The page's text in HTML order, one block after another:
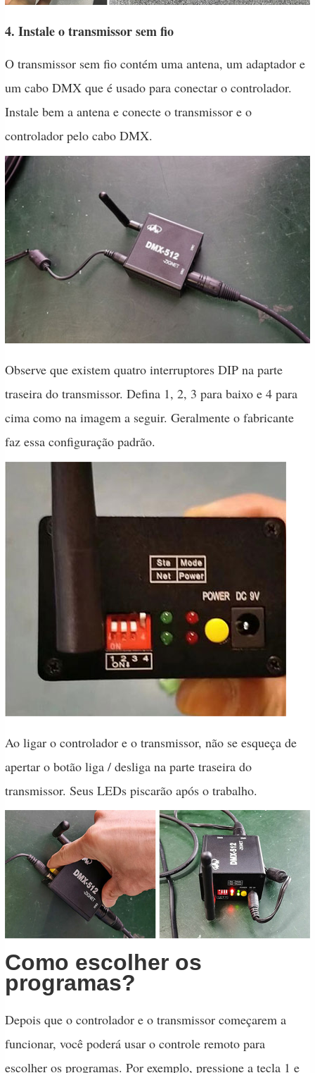
4. Instale o transmissor sem fio
O transmissor sem fio contém uma antena, um adaptador e
um cabo DMX que é usado para conectar o controlador.
Instale bem a antena e conecte o transmissor e o
controlador pelo cabo DMX.
Observe que existem quatro interruptores DIP na parte
traseira do transmissor. Defina 1, 2, 3 para baixo e 4 para
cima como na imagem a seguir. Geralmente o fabricante
faz essa configuração padrão.
Ao ligar o controlador e o transmissor, não se esqueça de
apertar o botão liga / desliga na parte traseira do
transmissor. Seus LEDs piscarão após o trabalho.
Como escolher os
programas?
Depois que o controlador e o transmissor começarem a
funcionar, você poderá usar o controle remoto para
escolher os programas. Por exemplo, pressione a tecla 1 e